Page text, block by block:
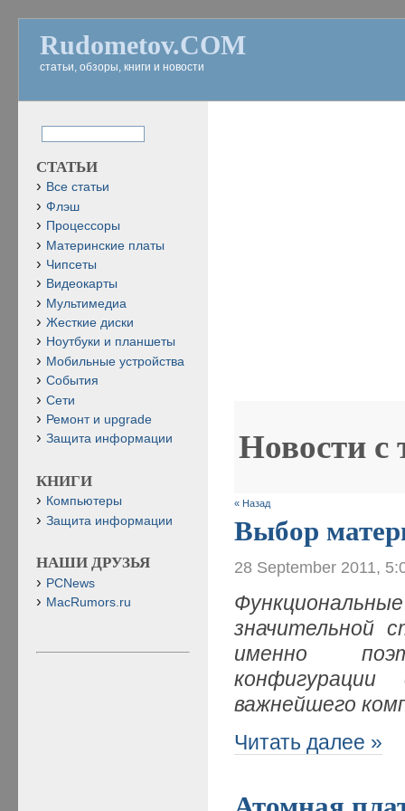
Rudometov.COM
статьи, обзоры, книги и новости
Новости с
« Назад
Выбор
28 September 2011,
значительной
именно
важнейшего
Читать далее »
СТАТЬИ
Все статьи
Флэш
Процессоры
Материнские платы
Чипсеты
Видеокарты
Мультимедиа
Жесткие диски
Ноутбуки и планшеты
Мобильные устройства
События
Сети
Ремонт и upgrade
Защита информации
КНИГИ
Компьютеры
Защита информации
НАШИ ДРУЗЬЯ
PCNews
MacRumors.ru